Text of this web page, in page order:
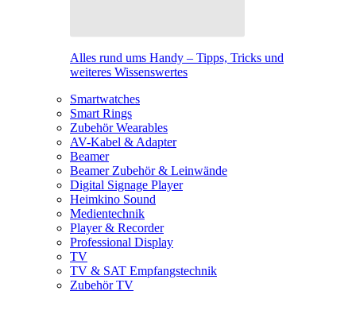
Alles rund ums Handy – Tipps, Tricks und
weiteres Wissenswertes
Smartwatches
Smart Rings
Zubehör Wearables
AV-Kabel & Adapter
Beamer
Beamer Zubehör & Leinwände
Digital Signage Player
Heimkino Sound
Medientechnik
Player & Recorder
Professional Display
TV
TV & SAT Empfangstechnik
Zubehör TV